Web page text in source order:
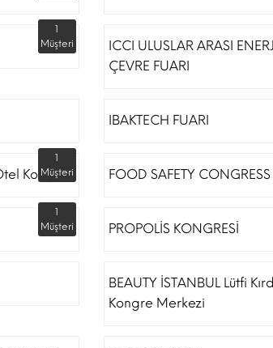
1
Müşteri
ICCI ULUSLAR ARASI
ÇEVRE FUARI
IBAKTECH FUARI
Kongre
1
Müşteri
FOOD SAFETY CONGRESS
1
Müşteri
PROPOLİS KONGRESİ
BEAUTY İSTANBUL Lütfi
Kongre Merkezi